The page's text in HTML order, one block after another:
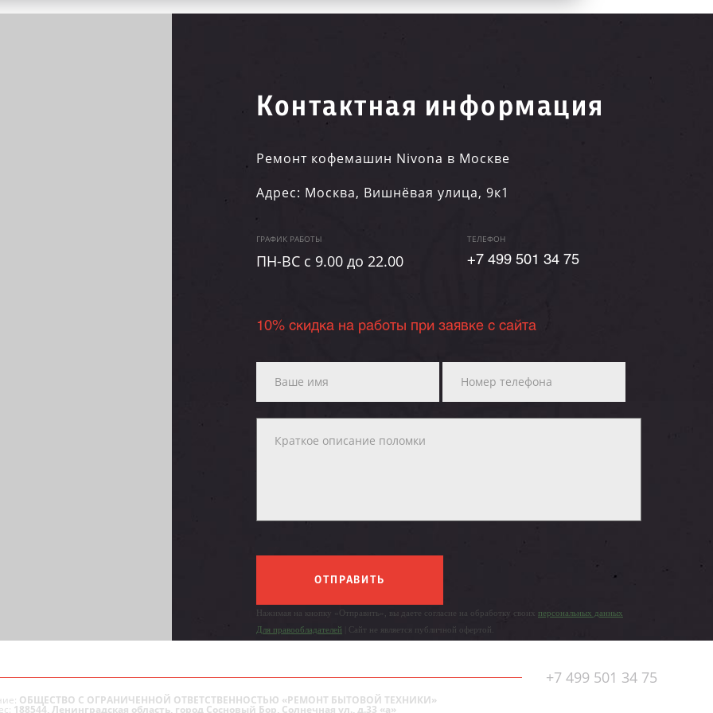
Контактная информация
Ремонт кофемашин Nivona в Москве
Адрес: Москва, Вишнёвая улица, 9к1
ГРАФИК РАБОТЫ
ПН-ВC c 9.00 до 22.00
ТЕЛЕФОН
+7 499 501 34 75
10% скидка на работы при заявке с сайта
ОТПРАВИТЬ
Нажимая на кнопку «Отправить», вы даете согласие на обработку своих персональных данных
Для правообладателей | Сайт не является публичной офертой.
+7 499 501 34 75
ОБЩЕСТВО С ОГРАНИЧЕННОЙ ОТВЕТСТВЕННОСТЬЮ «РЕМОНТ БЫТОВОЙ ТЕХНИКИ»
188544, Ленинградская область, город Сосновый Бор, Солнечная ул., д.33 «а»